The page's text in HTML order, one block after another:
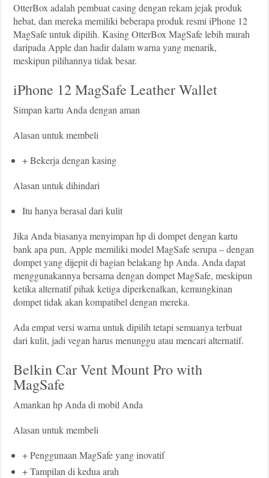
OtterBox adalah pembuat casing dengan rekam jejak produk
hebat, dan mereka memiliki beberapa produk resmi iPhone 12
MagSafe untuk dipilih. Kasing OtterBox MagSafe lebih murah
daripada Apple dan hadir dalam warna yang menarik,
meskipun pilihannya tidak besar.
iPhone 12 MagSafe Leather Wallet
Simpan kartu Anda dengan aman
Alasan untuk membeli
+ Bekerja dengan kasing
Alasan untuk dihindari
Itu hanya berasal dari kulit
Jika Anda biasanya menyimpan hp di dompet dengan kartu
bank apa pun, Apple memiliki model MagSafe serupa – dengan
dompet yang dijepit di bagian belakang hp Anda. Anda dapat
menggunakannya bersama dengan dompet MagSafe, meskipun
ketika alternatif pihak ketiga diperkenalkan, kemungkinan
dompet tidak akan kompatibel dengan mereka.
Ada empat versi warna untuk dipilih tetapi semuanya terbuat
dari kulit, jadi vegan harus menunggu atau mencari alternatif.
Belkin Car Vent Mount Pro with
MagSafe
Amankan hp Anda di mobil Anda
Alasan untuk membeli
+ Penggunaan MagSafe yang inovatif
+ Tampilan di kedua arah